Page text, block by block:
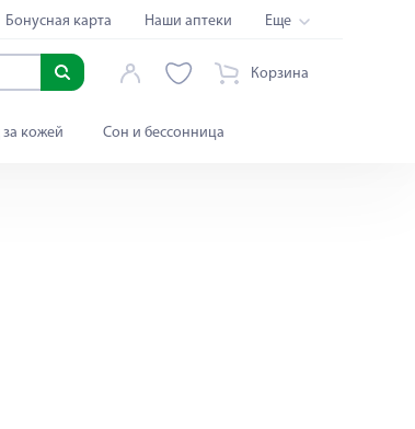
Бонусная карта Наши аптеки Еще
Корзина
за кожей Сон и бессонница